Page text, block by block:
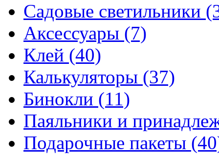
Садовые светильники
Аксессуары (7)
Клей (40)
Калькуляторы (37)
Бинокли (11)
Паяльники и
Подарочные пакеты